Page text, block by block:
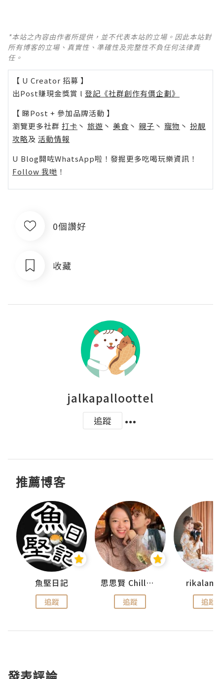
*本站之內容由作者所提供，並不代表本站的立場。因此本站對
所有博客的立場、真實性、準確性及完整性不負任何法律責
任。
【 U Creator 招募 】
出Post賺現金獎賞 l 登記《社群創作有價企劃》
【 睇Post + 參加品牌活動 】
瀏覽更多社群 打卡 丶 旅遊 丶 美食 丶 親子 丶 寵物 丶 扮靚
攻略及 活動情報
U Blog開咗WhatsApp啦！發掘更多吃喝玩樂資訊！
Follow 我哋 ！
0個讚好
收藏
jalkapalloottel
追蹤
推薦博客
魚堅日記
追蹤
思思賢 ChillMyBabe
追蹤 追蹤